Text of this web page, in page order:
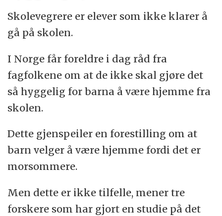
Skolevegrere er elever som ikke klarer å
gå på skolen.
I Norge får foreldre i dag råd fra
fagfolkene om at de ikke skal gjøre det
så hyggelig for barna å være hjemme fra
skolen.
Dette gjenspeiler en forestilling om at
barn velger å være hjemme fordi det er
morsommere.
Men dette er ikke tilfelle, mener tre
forskere som har gjort en studie på det